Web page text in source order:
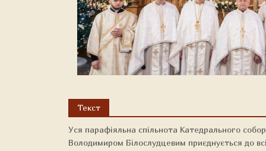
Текст
Уся парафіяльна спільнота Катедрального
Володимиром Білослудцевим приєднується до